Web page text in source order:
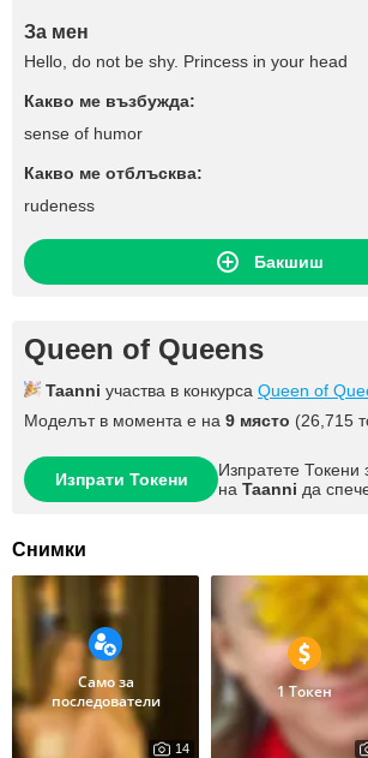
За мен
Hello, do not be shy. Princess in your head
Какво ме възбужда:
sense of humor
Какво ме отблъсква:
rudeness
Бакшиш
Queen of Queens
Taanni участва в конкурса Queen of
Моделът в момента е на 9 място (26,715
Изпрати Токени
Изпратете Токени
на Taanni да
Снимки
Само за
последователи
14
1 Токен